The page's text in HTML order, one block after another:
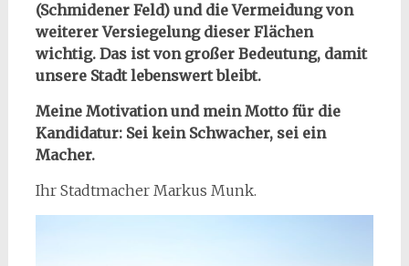
(Schmidener Feld) und die Vermeidung von
weiterer Versiegelung dieser Flächen
wichtig. Das ist von großer Bedeutung, damit
unsere Stadt lebenswert bleibt.
Meine Motivation und mein Motto für die
Kandidatur: Sei kein Schwacher, sei ein
Macher.
Ihr Stadtmacher Markus Munk.